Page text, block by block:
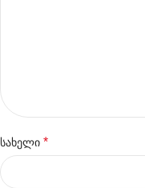
სახელი *